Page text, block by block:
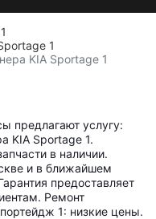
1
KIA Sportage 1
предлагают услугу:
KIA Sportage 1.
в наличии.
и в ближайшем
предоставляет
Ремонт
1: низкие цены.